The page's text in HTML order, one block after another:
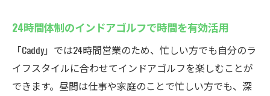
スケジュールに合わせた自由なゴルフ時間
24時間オープンで自分のペースで上達
夜間の利用にも便利なセキュリティ対策
時間を選ばないゴルフの楽しみ方
24時間体制のインドアゴルフで時間を有効活用
「Caddy」では24時間営業のため、忙しい方でも自分のラ
イフスタイルに合わせてインドアゴルフを楽しむことが
できます。昼間は仕事や家庭のことで忙しい方でも、深